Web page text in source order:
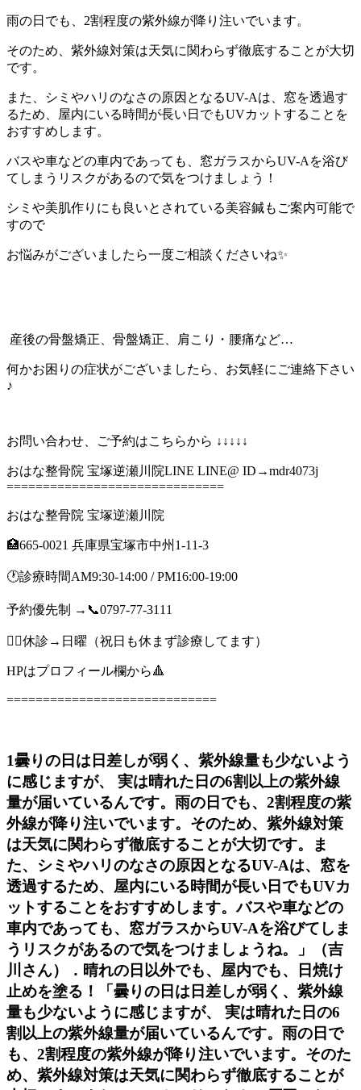
雨の日でも、2割程度の紫外線が降り注いでいます。
そのため、紫外線対策は天気に関わらず徹底することが大切
です。
また、シミやハリのなさの原因となるUV-Aは、窓を透過す
るため、屋内にいる時間が長い日でもUVカットすることを
おすすめします。
バスや車などの車内であっても、窓ガラスからUV-Aを浴び
てしまうリスクがあるので気をつけましょう！
シミや美肌作りにも良いとされている美容鍼もご案内可能で
すので
お悩みがございましたら一度ご相談くださいね✨
⁡ 産後の骨盤矯正、骨盤矯正、肩こり・腰痛など…
何かお困りの症状がございましたら、お気軽にご連絡下さい
⁡♪
お問い合わせ、ご予約はこちらから ↓↓↓↓↓
おはな整骨院 宝塚逆瀬川院LINE LINE@ ID→mdr4073j
==============================
おはな整骨院 宝塚逆瀬川院
🏥665-0021 兵庫県宝塚市中州1-11-3
🕐診療時間AM9:30-14:00 / PM16:00-19:00
予約優先制 →📞0797-77-3111
🙇‍♂️休診→日曜（祝日も休まず診療してます）
HPはプロフィール欄から🔺
=============================
1曇りの日は日差しが弱く、紫外線量も少ないよう
に感じますが、 実は晴れた日の6割以上の紫外線
量が届いているんです。雨の日でも、2割程度の紫
外線が降り注いでいます。そのため、紫外線対策
は天気に関わらず徹底することが大切です。ま
た、シミやハリのなさの原因となるUV-Aは、窓を
透過するため、屋内にいる時間が長い日でもUVカ
ットすることをおすすめします。バスや車などの
車内であっても、窓ガラスからUV-Aを浴びてしま
うリスクがあるので気をつけましょうね。」（吉
川さん）．晴れの日以外でも、屋内でも、日焼け
止めを塗る！「曇りの日は日差しが弱く、紫外線
量も少ないように感じますが、 実は晴れた日の6
割以上の紫外線量が届いているんです。雨の日で
も、2割程度の紫外線が降り注いでいます。そのた
め、紫外線対策は天気に関わらず徹底することが